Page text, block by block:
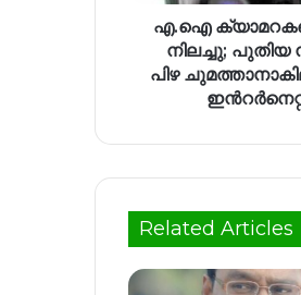
എ.ഐ
നിലച്ചു; പുതിയ
പിഴ
ഇന്‍റർനെറ്റ്
Related Articles